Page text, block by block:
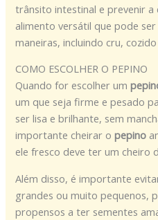
trânsito intestinal e prevenir a
alimento versátil que pode
maneiras, incluindo cru,
COMO ESCOLHER O PEPINO
Quando for escolher um
um que seja firme e pesado
ser lisa e brilhante, sem
importante cheirar opepino
ele fresco deve ter um cheiro
Além disso, é importante
grandes ou muito pequenos,
propensos a ter sementes